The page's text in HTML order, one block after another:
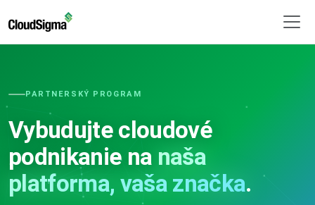
PARTNERSKÝ PROGRAM
Vybudujte cloudové
podnikanie na naša
platforma, vaša značka.